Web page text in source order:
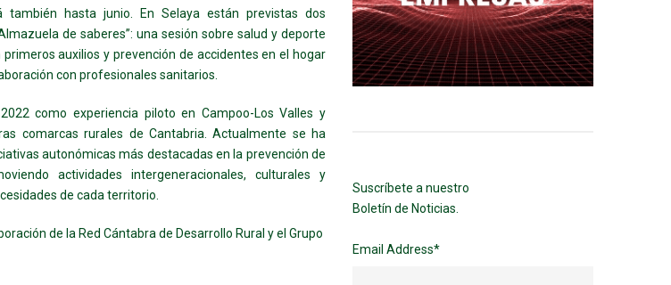
también hasta junio. En Selaya están previstas dos
de saberes”: una sesión sobre salud y deporte
auxilios y prevención de accidentes en el hogar
con profesionales sanitarios.
como experiencia piloto en Campoo-Los Valles y
comarcas rurales de Cantabria. Actualmente se ha
autonómicas más destacadas en la prevención de
actividades intergeneracionales, culturales y
de cada territorio.
de la Red Cántabra de Desarrollo Rural y el Grupo
Suscríbete a nuestro
Boletín de Noticias.
Email Address*